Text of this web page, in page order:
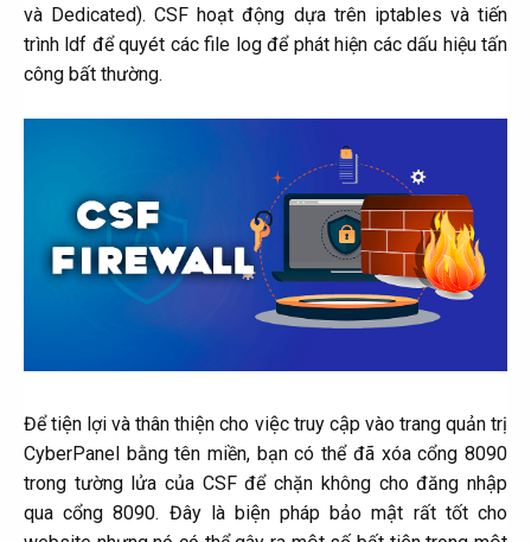
và Dedicated). CSF hoạt động dựa trên iptables và tiến
trình ldf để quyét các file log để phát hiện các dấu hiệu tấn
công bất thường.
Để tiện lợi và thân thiện cho việc truy cập vào trang quản trị
CyberPanel bằng tên miền, bạn có thể đã xóa cổng 8090
trong tường lửa của CSF để chặn không cho đăng nhập
qua cổng 8090. Đây là biện pháp bảo mật rất tốt cho